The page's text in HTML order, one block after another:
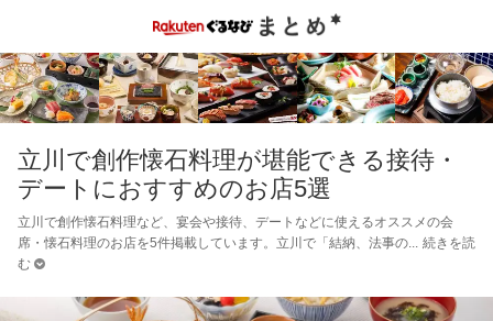
立川で創作懐石料理が堪能できる接待・
デートにおすすめのお店5選
立川で創作懐石料理など、宴会や接待、デートなどに使えるオススメの会
席・懐石料理のお店を5件掲載しています。立川で「結納、法事の
続きを読
む